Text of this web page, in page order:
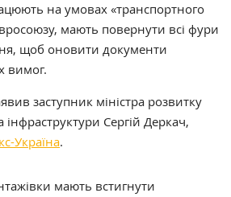
на умовах «транспортного
мають повернути всі фури
щоб оновити документи
вимог.
заступник міністра розвитку
інфраструктури Сергій Деркач,
Україна.
мають встигнути